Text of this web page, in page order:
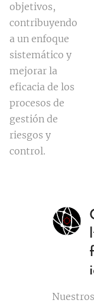
objetivos,
contribuyendo
a un enfoque
sistemático y
mejorar la
eficacia de los
procesos de
gestión de
riesgos y
control.
Nuestros